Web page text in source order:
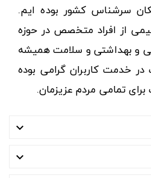
سرشناس کشور بوده ایم.
از افراد متخصص در حوزه
و بهداشتی و سلامت همیشه
خدمت کاربران گرامی بوده
تمامی مردم عزیزمان.

